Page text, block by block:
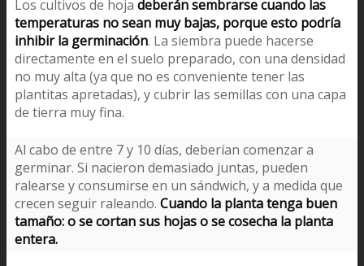
Los cultivos de hoja deberán sembrarse cuando las
temperaturas no sean muy bajas, porque esto podría
inhibir la germinación. La siembra puede hacerse
directamente en el suelo preparado, con una densidad
no muy alta (ya que no es conveniente tener las
plantitas apretadas), y cubrir las semillas con una capa
de tierra muy fina.
Al cabo de entre 7 y 10 días, deberían comenzar a
germinar. Si nacieron demasiado juntas, pueden
ralearse y consumirse en un sándwich, y a medida que
crecen seguir raleando. Cuando la planta tenga buen
tamaño: o se cortan sus hojas o se cosecha la planta
entera.